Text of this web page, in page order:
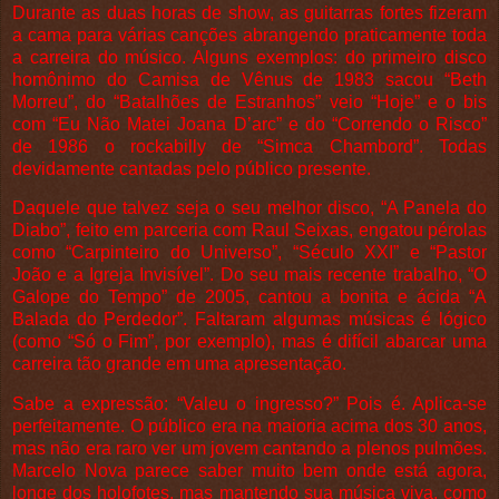
Durante as duas horas de show, as guitarras fortes fizeram
a cama para várias canções abrangendo praticamente toda
a carreira do músico. Alguns exemplos: do primeiro disco
homônimo do Camisa de Vênus de 1983 sacou “Beth
Morreu”, do “Batalhões de Estranhos” veio “Hoje” e o bis
com “Eu Não Matei Joana D’arc” e do “Correndo o Risco”
de 1986 o rockabilly de “Simca Chambord”. Todas
devidamente cantadas pelo público presente.
Daquele que talvez seja o seu melhor disco, “A Panela do
Diabo”, feito em parceria com Raul Seixas, engatou pérolas
como “Carpinteiro do Universo”, “Século XXI” e “Pastor
João e a Igreja Invisível”. Do seu mais recente trabalho, “O
Galope do Tempo” de 2005, cantou a bonita e ácida “A
Balada do Perdedor”. Faltaram algumas músicas é lógico
(como “Só o Fim”, por exemplo), mas é difícil abarcar uma
carreira tão grande em uma apresentação.
Sabe a expressão: “Valeu o ingresso?” Pois é. Aplica-se
perfeitamente. O público era na maioria acima dos 30 anos,
mas não era raro ver um jovem cantando a plenos pulmões.
Marcelo Nova parece saber muito bem onde está agora,
longe dos holofotes, mas mantendo sua música viva, como